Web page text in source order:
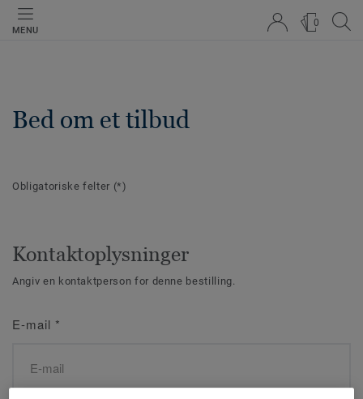
MENU
0
Bed om et tilbud
Obligatoriske felter (*)
Kontaktoplysninger
Angiv en kontaktperson for denne bestilling.
E-mail *